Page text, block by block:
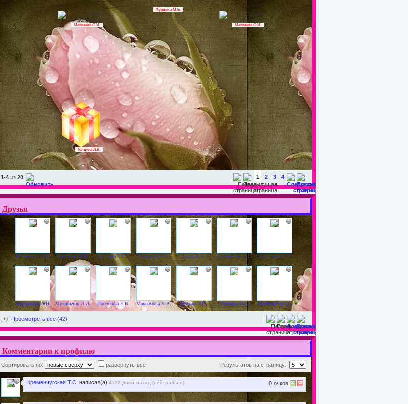
Матвеева О.И.
Фурдыга М.Б.
Матвеева О.И.
Голдина Л.В.
1-4 из 20 1 2 3 4
Друзья
Макаревич И.В. Борунова В.В. Калаева С.С. Голдина Л.В. Борщ Е.А. Сулейманова Н.М. Жакулина И.В.
Чернышова У.Н. Михальчик Л.Д. Пастухова Е.В. Максимова Л.В. Попова Т.В. Мишина О.А. Войтенко М.А.
Просмотреть все (42)
Комментарии к профилю
Сортировать по: развернуть все Результатов на страницу:
Кременчугская Т.С. написал(а) 4122 дней назад (нейтрально) 0 очков